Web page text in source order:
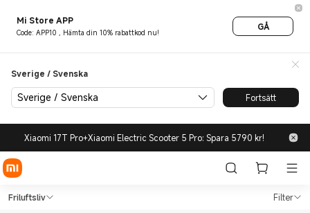
Mi Store APP
Code: APP10 , Hämta din 10% rabattkod nu!
GÅ
Sverige / Svenska
Sverige / Svenska Fortsätt
Xiaomi 17T Pro+Xiaomi Electric Scooter 5 Pro: Spara 5790 kr!
Shop Friluftsliv in Xiaomi Mi
Friluftsliv Filter
Shop Friluftsliv in Xiaomi Mi Sverige